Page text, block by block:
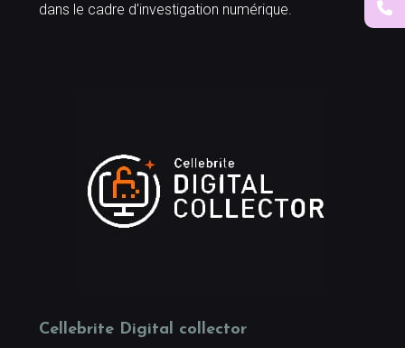
dans le cadre d'investigation numérique.
Cellebrite Digital collector